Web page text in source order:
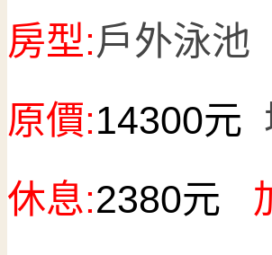
房型:戶外泳池
原價:14300元
休息:2380元